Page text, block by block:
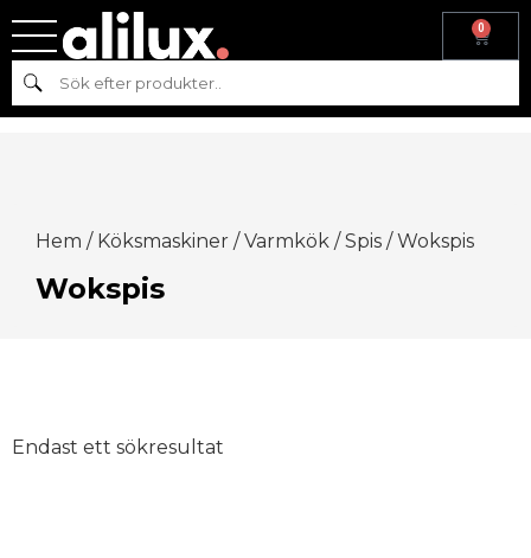
0
Sök
Hem / Köksmaskiner /Varmkök /Spis / Wokspis
Wokspis
Endast ett sökresultat